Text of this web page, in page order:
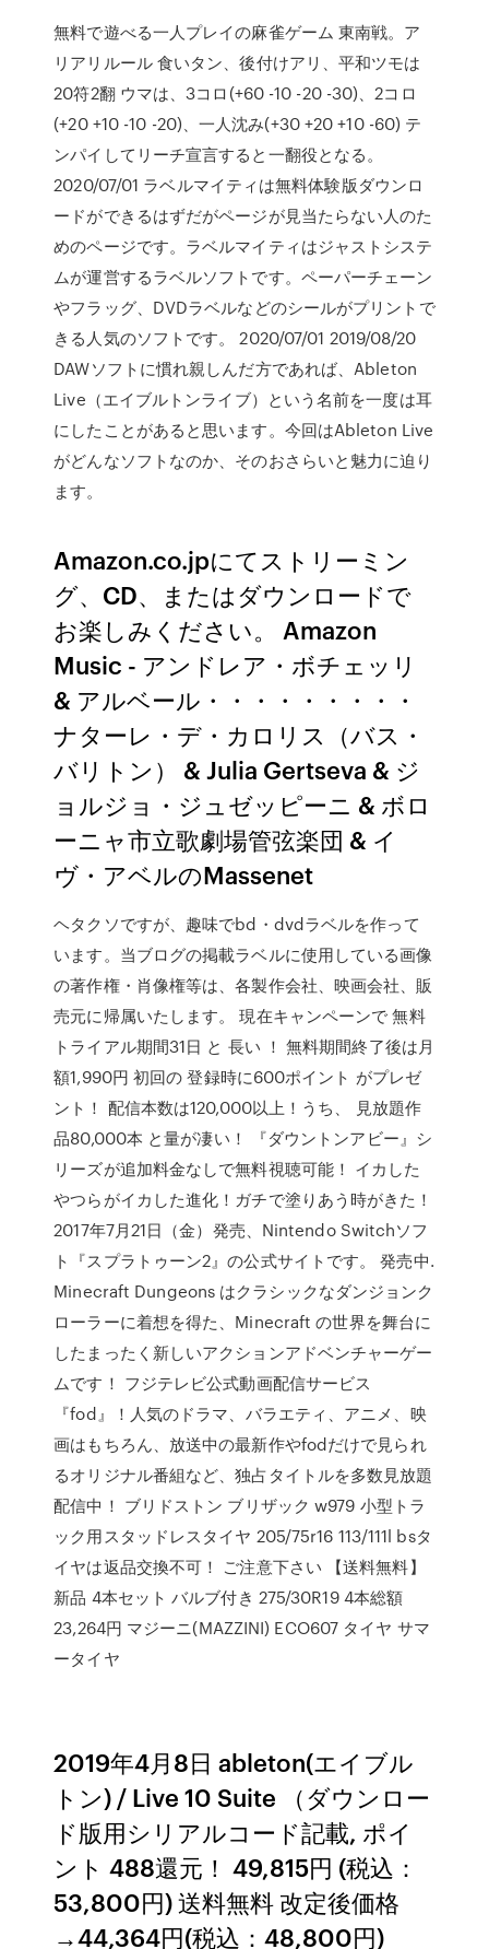
無料で遊べる一人プレイの麻雀ゲーム 東南戦。ア
リアリルール 食いタン、後付けアリ、平和ツモは
20符2翻 ウマは、3コロ(+60 -10 -20 -30)、2コロ
(+20 +10 -10 -20)、一人沈み(+30 +20 +10 -60) テ
ンパイしてリーチ宣言すると一翻役となる。
2020/07/01 ラベルマイティは無料体験版ダウンロ
ードができるはずだがページが見当たらない人のた
めのページです。ラベルマイティはジャストシステ
ムが運営するラベルソフトです。ペーパーチェーン
やフラッグ、DVDラベルなどのシールがプリントで
きる人気のソフトです。 2020/07/01 2019/08/20
DAWソフトに慣れ親しんだ方であれば、Ableton
Live（エイブルトンライブ）という名前を一度は耳
にしたことがあると思います。今回はAbleton Live
がどんなソフトなのか、そのおさらいと魅力に迫り
ます。
Amazon.co.jpにてストリーミン
グ、CD、またはダウンロードで
お楽しみください。 Amazon
Music - アンドレア・ボチェッリ
& アルベール・・・・・・・・・
ナターレ・デ・カロリス（バス・
バリトン） & Julia Gertseva & ジ
ョルジョ・ジュゼッピーニ & ボロ
ーニャ市立歌劇場管弦楽団 & イ
ヴ・アベルのMassenet
ヘタクソですが、趣味でbd・dvdラベルを作って
います。当ブログの掲載ラベルに使用している画像
の著作権・肖像権等は、各製作会社、映画会社、販
売元に帰属いたします。 現在キャンペーンで 無料
トライアル期間31日 と 長い ！ 無料期間終了後は月
額1,990円 初回の 登録時に600ポイント がプレゼ
ント！ 配信本数は120,000以上！うち、 見放題作
品80,000本 と量が凄い！ 『ダウントンアビー』シ
リーズが追加料金なしで無料視聴可能！ イカした
やつらがイカした進化！ガチで塗りあう時がきた！
2017年7月21日（金）発売、Nintendo Switchソフ
ト『スプラトゥーン2』の公式サイトです。 発売中.
Minecraft Dungeons はクラシックなダンジョンク
ローラーに着想を得た、Minecraft の世界を舞台に
したまったく新しいアクションアドベンチャーゲー
ムです！ フジテレビ公式動画配信サービス
『fod』！人気のドラマ、バラエティ、アニメ、映
画はもちろん、放送中の最新作やfodだけで見られ
るオリジナル番組など、独占タイトルを多数見放題
配信中！ ブリドストン ブリザック w979 小型トラ
ック用スタッドレスタイヤ 205/75r16 113/111l bsタ
イヤは返品交換不可！ ご注意下さい 【送料無料】
新品 4本セット バルブ付き 275/30R19 4本総額
23,264円 マジーニ(MAZZINI) ECO607 タイヤ サマ
ータイヤ
2019年4月8日 ableton(エイブル
トン) / Live 10 Suite （ダウンロー
ド版用シリアルコード記載, ポイ
ント 488還元！ 49,815円 (税込：
53,800円) 送料無料 改定後価格
→44,364円(税込：48,800円)